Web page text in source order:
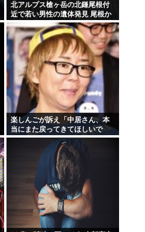
北アルプス槍ヶ岳の北鎌尾根付
近で若い男性の遺体発見 尾根か
ら数百メートル下の急斜面 付近
では男子大学生の行方がわから
ず
楽しんごが訴え「中居さん、本
当にまた戻ってきてほしいで
す。中居さんいないテレビ